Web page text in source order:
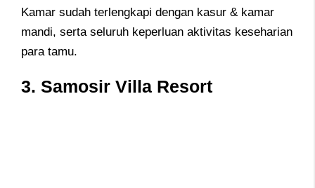
Kamar sudah terlengkapi dengan kasur & kamar
mandi, serta seluruh keperluan aktivitas keseharian
para tamu.
3. Samosir Villa Resort